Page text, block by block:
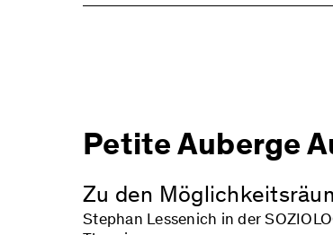
Petite Auberge
Zu den
Stephan Lessenich in der